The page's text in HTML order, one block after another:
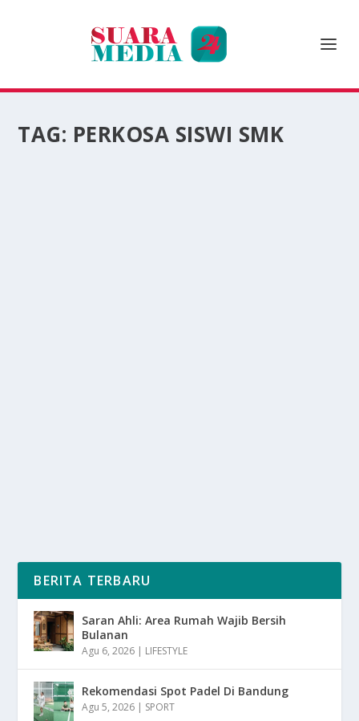
TAG: PERKOSA SISWI SMK
BERITA TERBARU
Saran Ahli: Area Rumah Wajib Bersih
Bulanan
Agu 6, 2026 | LIFESTYLE
Rekomendasi Spot Padel Di Bandung
Agu 5, 2026 | SPORT